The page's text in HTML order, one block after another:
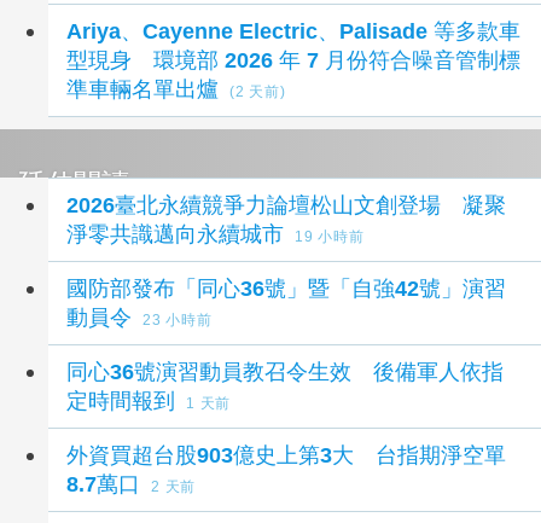
Ariya、Cayenne Electric、Palisade 等多款車
型現身 環境部 2026 年 7 月份符合噪音管制標
準車輛名單出爐
(2 天前)
延伸閱讀
2026臺北永續競爭力論壇松山文創登場 凝聚
淨零共識邁向永續城市
19 小時前
國防部發布「同心36號」暨「自強42號」演習
動員令
23 小時前
同心36號演習動員教召令生效 後備軍人依指
定時間報到
1 天前
外資買超台股903億史上第3大 台指期淨空單
8.7萬口
2 天前